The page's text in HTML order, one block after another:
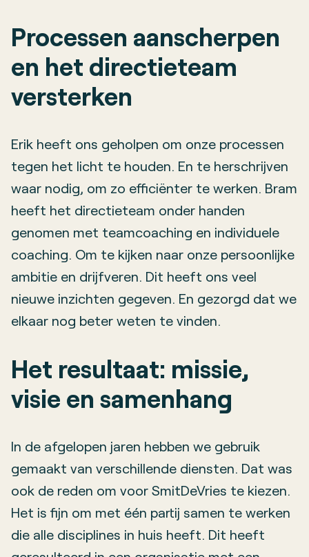
Processen aanscherpen
en het directieteam
versterken
Erik heeft ons geholpen om onze processen
tegen het licht te houden. En te herschrijven
waar nodig, om zo efficiënter te werken. Bram
heeft het directieteam onder handen
genomen met teamcoaching en individuele
coaching. Om te kijken naar onze persoonlijke
ambitie en drijfveren. Dit heeft ons veel
nieuwe inzichten gegeven. En gezorgd dat we
elkaar nog beter weten te vinden.
Het resultaat: missie,
visie en samenhang
In de afgelopen jaren hebben we gebruik
gemaakt van verschillende diensten. Dat was
ook de reden om voor SmitDeVries te kiezen.
Het is fijn om met één partij samen te werken
die alle disciplines in huis heeft. Dit heeft